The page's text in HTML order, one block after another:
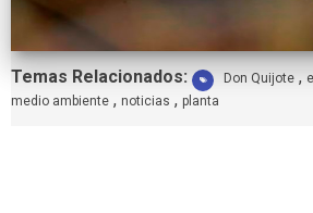
Temas Relacionados: Etiquetas:
Don Quijote ,
medio ambiente , noticias , planta